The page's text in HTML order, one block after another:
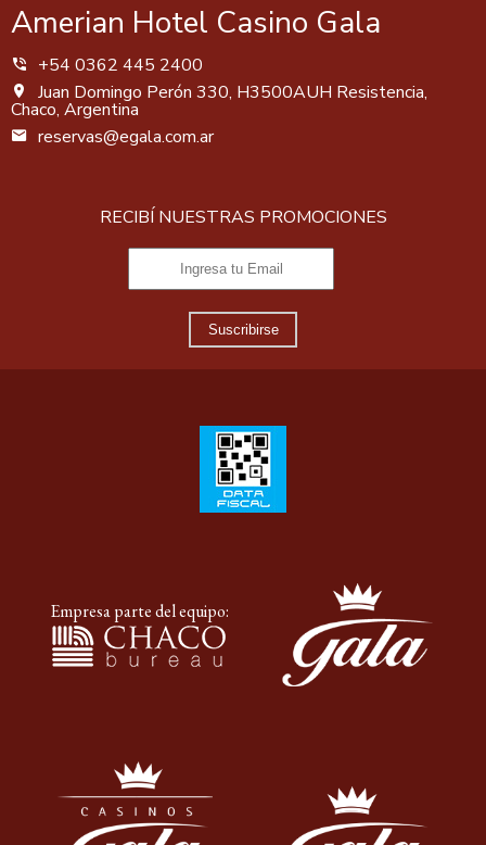
Amerian Hotel Casino Gala
+54 0362 445 2400
Juan Domingo Perón 330, H3500AUH Resistencia,
Chaco, Argentina
reservas@egala.com.ar
RECIBÍ NUESTRAS PROMOCIONES
Suscribirse
Empresa parte del equipo: